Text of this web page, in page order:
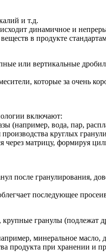
и т.д.
динамичное и
в продукте
или вертикальные
которые за очень
включают:
(например, вода, пар,
круглых
через матрицу, формируя
после гранулирования,
последующее
крупные гранулы
минеральное
продукта при хранении и